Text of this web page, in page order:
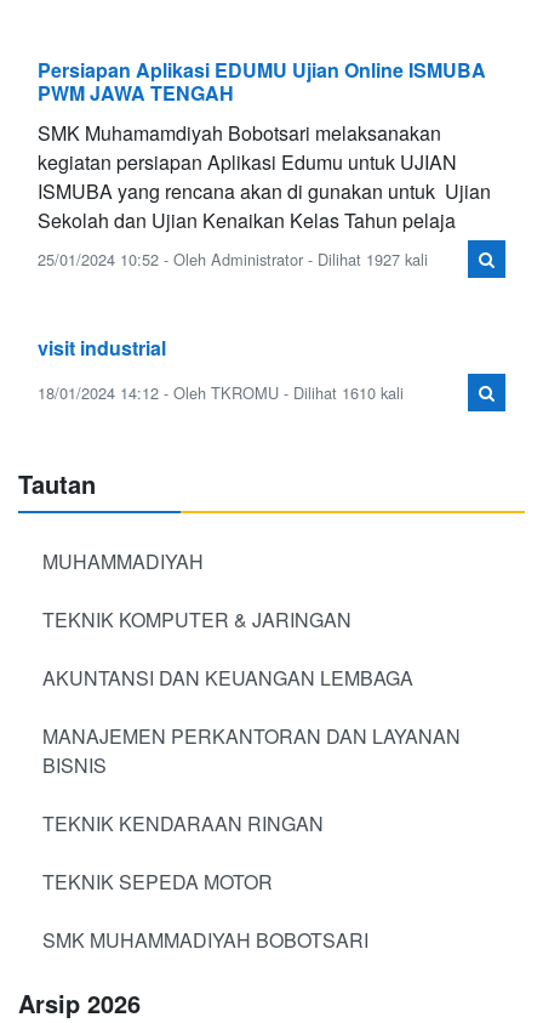
Persiapan Aplikasi EDUMU Ujian Online ISMUBA
PWM JAWA TENGAH
SMK Muhamamdiyah Bobotsari melaksanakan
kegiatan persiapan Aplikasi Edumu untuk UJIAN
ISMUBA yang rencana akan di gunakan untuk Ujian
Sekolah dan Ujian Kenaikan Kelas Tahun pelaja
25/01/2024 10:52 - Oleh Administrator - Dilihat 1927 kali
visit industrial
18/01/2024 14:12 - Oleh TKROMU - Dilihat 1610 kali
Tautan
MUHAMMADIYAH
TEKNIK KOMPUTER & JARINGAN
AKUNTANSI DAN KEUANGAN LEMBAGA
MANAJEMEN PERKANTORAN DAN LAYANAN
BISNIS
TEKNIK KENDARAAN RINGAN
TEKNIK SEPEDA MOTOR
SMK MUHAMMADIYAH BOBOTSARI
Arsip 2026